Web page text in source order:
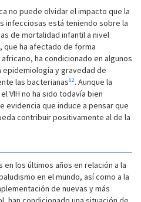
no puede olvidar el impacto que la
infecciosas está teniendo sobre la
de mortalidad infantil a nivel
que ha afectado de forma
ha condicionado en algunos
y gravedad de
las bacterianas62. Aunque la
VIH no ha sido todavía bien
evidencia que induce a pensar que
contribuir positivamente al de la
los últimos años en relación a la
en el mundo, así como a la
de nuevas y más